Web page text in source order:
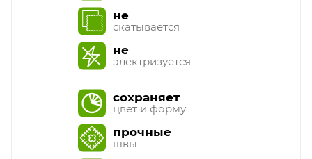
не
скатывается
не
электризуется
сохраняет
цвет и форму
прочные
швы